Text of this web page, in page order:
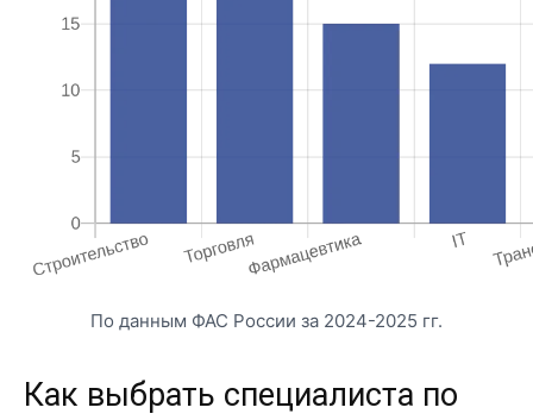
По данным ФАС России за 2024-2025 гг.
Как выбрать специалиста по